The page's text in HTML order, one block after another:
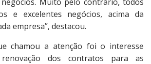
e excelentes negócios, acima da
empresa”, destacou.
chamou a atenção foi o interesse
dos contratos para as